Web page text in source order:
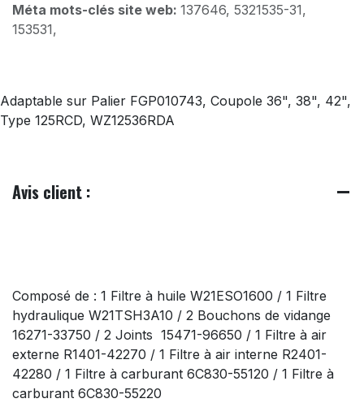
Méta mots-clés site web: 137646, 5321535-31,
153531,
Adaptable sur Palier FGP010743, Coupole 36", 38", 42",
Type 125RCD, WZ12536RDA
Avis client :
Composé de : 1 Filtre à huile W21ESO1600 / 1 Filtre
hydraulique W21TSH3A10 / 2 Bouchons de vidange
16271-33750 / 2 Joints 15471-96650 / 1 Filtre à air
externe R1401-42270 / 1 Filtre à air interne R2401-
42280 / 1 Filtre à carburant 6C830-55120 / 1 Filtre à
carburant 6C830-55220